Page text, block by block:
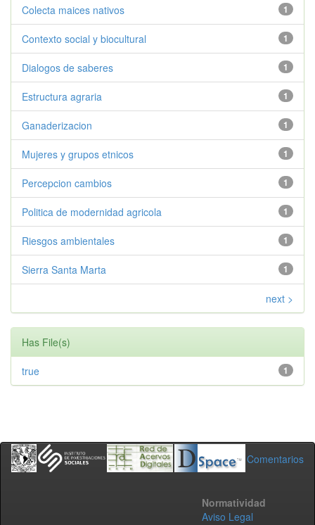
1
Colecta maices nativos
1
Contexto social y biocultural
1
Dialogos de saberes
1
Estructura agraria
1
Ganaderizacion
1
Mujeres y grupos etnicos
1
Percepcion cambios
1
Politica de modernidad agricola
1
Riesgos ambientales
1
Sierra Santa Marta
next >
Has File(s)
1
true
Comentarios
Normatividad
Aviso Legal